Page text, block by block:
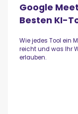
Google
Besten KI-
Wie jedes Tool ein
reicht und was Ihr
erlauben.